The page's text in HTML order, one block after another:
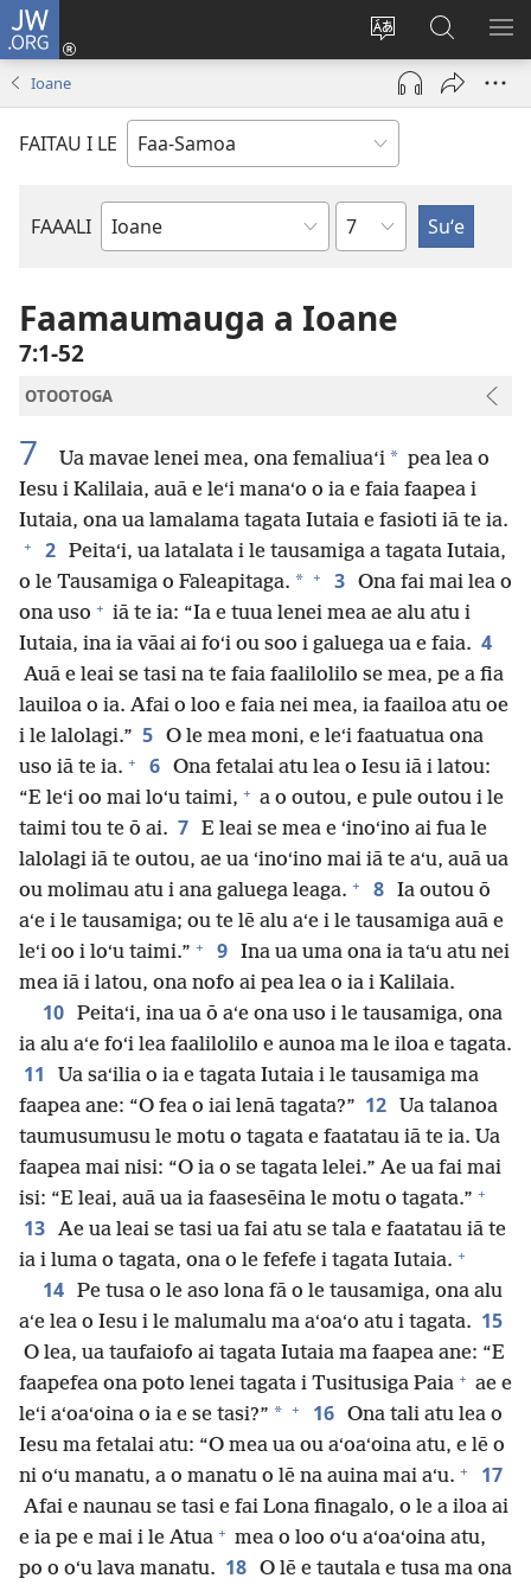
JW.ORG
Sui
gagana
o
le
tafaʻilagi
Log
(tatala
isi
Suʻe
le
Ioane
FAITAU I LE
FAAALI
Tusi
Tusi
Mataupu
Faamaumauga a Ioane
7:1-52
OTOOTOGA
7 Ua mavae lenei mea, ona femaliua‘i * pea lea o
Iesu i Kalilaia, auā e leʻi manaʻo o ia e faia faapea i
Iutaia, ona ua lamalama tagata Iutaia e fasioti iā te ia.
+ 2 Peitaʻi, ua latalata i le tausamiga a tagata Iutaia,
o le Tausamiga o Faleapitaga. * + 3 Ona fai mai lea o
ona uso + iā te ia: “Ia e tuua lenei mea ae alu atu i
Iutaia, ina ia vāai ai foʻi ou soo i galuega ua e faia. 4
Auā e leai se tasi na te faia faalilolilo se mea, pe a fia
lauiloa o ia. Afai o loo e faia nei mea, ia faailoa atu oe
i le lalolagi.” 5 O le mea moni, e leʻi faatuatua ona
uso iā te ia. + 6 Ona fetalai atu lea o Iesu iā i latou:
“E leʻi oo mai loʻu taimi, + a o outou, e pule outou i le
taimi tou te ō ai. 7 E leai se mea e ʻinoʻino ai fua le
lalolagi iā te outou, ae ua ʻinoʻino mai iā te aʻu, auā ua
ou molimau atu i ana galuega leaga. + 8 Ia outou ō
aʻe i le tausamiga; ou te lē alu aʻe i le tausamiga auā e
leʻi oo i loʻu taimi.” + 9 Ina ua uma ona ia taʻu atu nei
mea iā i latou, ona nofo ai pea lea o ia i Kalilaia.
10 Peitaʻi, ina ua ō aʻe ona uso i le tausamiga, ona
ia alu aʻe foʻi lea faalilolilo e aunoa ma le iloa e tagata.
11
Ua saʻilia o ia e tagata Iutaia i le tausamiga ma
faapea ane: “O fea o iai lenā tagata?” 12
Ua talanoa
taumusumusu le motu o tagata e faatatau iā te ia. Ua
faapea mai nisi: “O ia o se tagata lelei.” Ae ua fai mai
isi: “E leai, auā ua ia faasesēina le motu o tagata.” +
13 Ae ua leai se tasi ua fai atu se tala e faatatau iā te
ia i luma o tagata, ona o le fefefe i tagata Iutaia. +
14 Pe tusa o le aso lona fā o le tausamiga, ona alu
aʻe lea o Iesu i le malumalu ma aʻoaʻo atu i tagata. 15
O lea, ua taufaiofo ai tagata Iutaia ma faapea ane: “E
faapefea ona poto lenei tagata i Tusitusiga Paia + ae e
leʻi aʻoaʻoina o ia e se tasi?” * + 16 Ona tali atu lea o
Iesu ma fetalai atu: “O mea ua ou aʻoaʻoina atu, e lē o
ni oʻu manatu, a o manatu o lē na auina mai aʻu. + 17
Afai e naunau se tasi e fai Lona finagalo, o le a iloa ai
e ia pe e mai i le Atua + mea o loo oʻu aʻoaʻoina atu,
po o oʻu lava manatu. 18 O lē e tautala e tusa ma ona